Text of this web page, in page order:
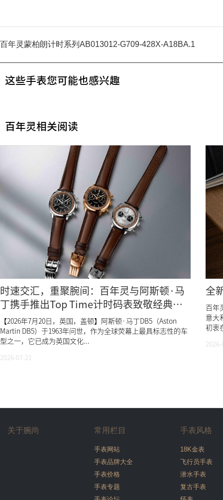
百年灵蒙柏朗计时系列AB013012-G709-428X-A18BA.1
这些手表您可能也感兴趣
百年灵相关阅读
时速交汇，重聚腕间：百年灵与阿斯顿·马
丁携手推出Top Time计时码表致敬经典
DB5
【2026年7月20日，英国，盖顿】阿斯顿·马丁DB5（Aston
Martin DB5）于1963年问世，作为全球荧幕上最具标志性的车
型之一，它已成为英国文化...
2026-07-21
全
百年
意大
初衷
关于腕尚 常用栏目
手表网站
手表品牌大全
手表价格
手表专题
手表风格
18K金表
飞行员手表
潜水手表
复古手表